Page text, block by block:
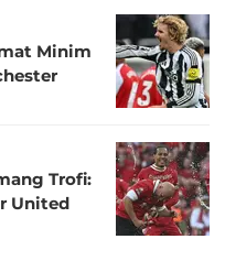
Minim
Trofi:
United